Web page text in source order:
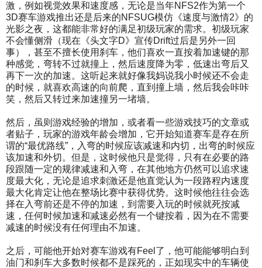
激，例如视觉效果和速度感，无论是当年NFS2作为第一个
3D赛车游戏推出还是后来的NFSUG模仿《速度与激情2》的
光影之夜，这都能非常好的满足初级玩家的需求。初级玩家
不会懂侧滑（现在《头文字D》宣传Drift过后是另外一回
事），甚至不擅长使用刹车，他们喜欢一直按着加速键的那
种感觉，弯转不过就撞上，然后速度降为零，低速出弯后又
再下一次的加速。这听起来就好像我妈说我小时候还不会走
的时候，就喜欢高速的向前爬，直到撞上墙，然后我会咔咔
笑，然后又转过来加速撞另一堵墙。
然后，虽则游戏经验的增加，或者看一些游戏技巧的文章或
者贴子，玩家的游戏年龄会增加，它开始知道赛车是存在所
谓的“最优路线”，入弯的时候应该减速和内切，出弯的时候应
该加速和外切。但是，这时候他只是觉得，只有在必要的路
段跟随一定的规律减速和入弯，在其他地方仍然可以追求速
度最大化，无论是追求刺激还是他直觉认为一段路程内速度
最大化肯定让他在整场比赛中获得优势。这时候他往往会选
择在入弯前还是不停的加速，到需要入玩的时候就死按减
速，任何时候加速和减速必然有一个键按着，因为在不需要
减速的时候没有任何理由不加速。
之后，可能他开始对赛车游戏有Feel了，他可能能够明白到
油门和刹车大多数时候都不是踩死的，正如现实中的车辆使